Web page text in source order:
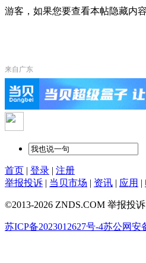
游客，如果您要查看本帖隐藏内
来自广东
首页 | 登录 | 注册
举报投诉 | 当贝市场 | 资讯 | 应用 |
©2013-2026 ZNDS.COM 举报投诉
苏ICP备2023012627号-4苏公网安